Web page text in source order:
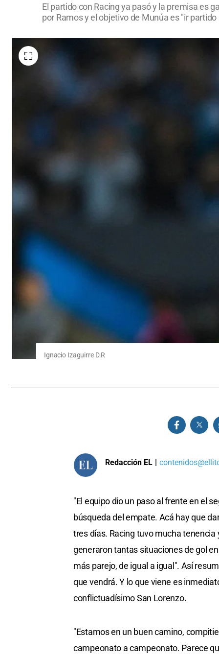
El partido con Racing ya pasó y la premisa es
por Ramos y el objetivo de Munúa es "ir
Ignacio Izaguirre D.R
Redacción EL |
"El equipo dio un paso al frente en el
búsqueda del empate. Acá hay que
tres días. Racing tuvo mucha
generaron tantas situaciones de gol
más parejo, de igual a igual". Así
que vendrá. Y lo que viene es
conflictuadísimo San Lorenzo.
"Estamos en un buen camino,
campeonato a campeonato. Parece